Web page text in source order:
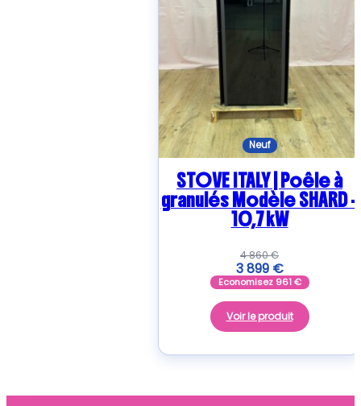
Neuf
STOVE ITALY | Poêle à
granulés Modèle SHARD –
10,7 kW
4 860€
3 899 €
Economisez 961€
Voir le produit